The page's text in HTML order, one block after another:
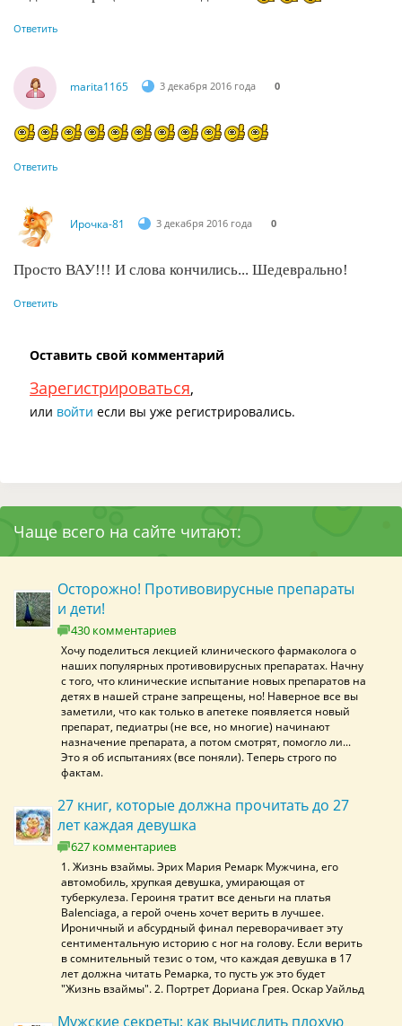
Ответить
marita1165 3 декабря 2016 года 0
Ответить
Ирочка-81 3 декабря 2016 года 0
Просто ВАУ!!! И слова кончились... Шедеврально!
Ответить
Оставить свой комментарий
Зарегистрироваться,
или войти если вы уже регистрировались.
Чаще всего на сайте читают:
Осторожно! Противовирусные препараты
и дети!
430 комментариев
Хочу поделиться лекцией клинического фармаколога о
наших популярных противовирусных препаратах. Начну
с того, что клинические испытание новых препаратов на
детях в нашей стране запрещены, но! Наверное все вы
заметили, что как только в апетеке появляется новый
препарат, педиатры (не все, но многие) начинают
назначение препарата, а потом смотрят, помогло ли...
Это я об испытаниях (все поняли). Теперь строго по
фактам.
27 книг, которые должна прочитать до 27
лет каждая девушка
627 комментариев
1. Жизнь взаймы. Эрих Мария Ремарк Мужчина, его
автомобиль, хрупкая девушка, умирающая от
туберкулеза. Героиня тратит все деньги на платья
Balenciaga, а герой очень хочет верить в лучшее.
Ироничный и абсурдный финал переворачивает эту
сентиментальную историю с ног на голову. Если верить
в сомнительный тезис о том, что каждая девушка в 17
лет должна читать Ремарка, то пусть уж это будет
"Жизнь взаймы". 2. Портрет Дориана Грея. Оскар Уайльд
Мужские секреты: как вычислить плохую